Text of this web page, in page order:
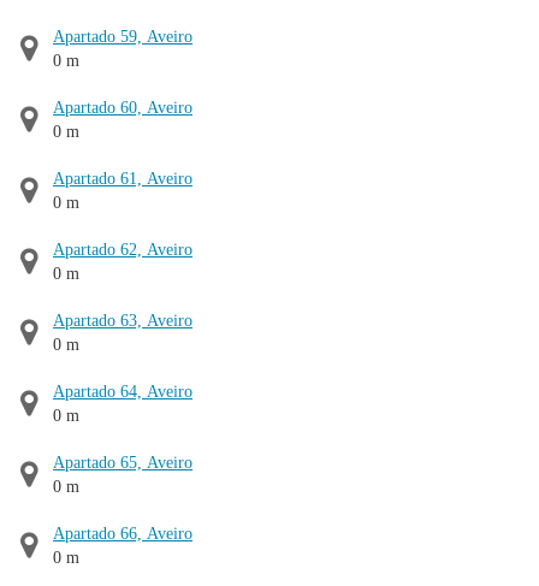
Apartado 59, Aveiro
0 m
Apartado 60, Aveiro
0 m
Apartado 61, Aveiro
0 m
Apartado 62, Aveiro
0 m
Apartado 63, Aveiro
0 m
Apartado 64, Aveiro
0 m
Apartado 65, Aveiro
0 m
Apartado 66, Aveiro
0 m